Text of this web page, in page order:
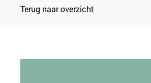
Terug naar overzicht